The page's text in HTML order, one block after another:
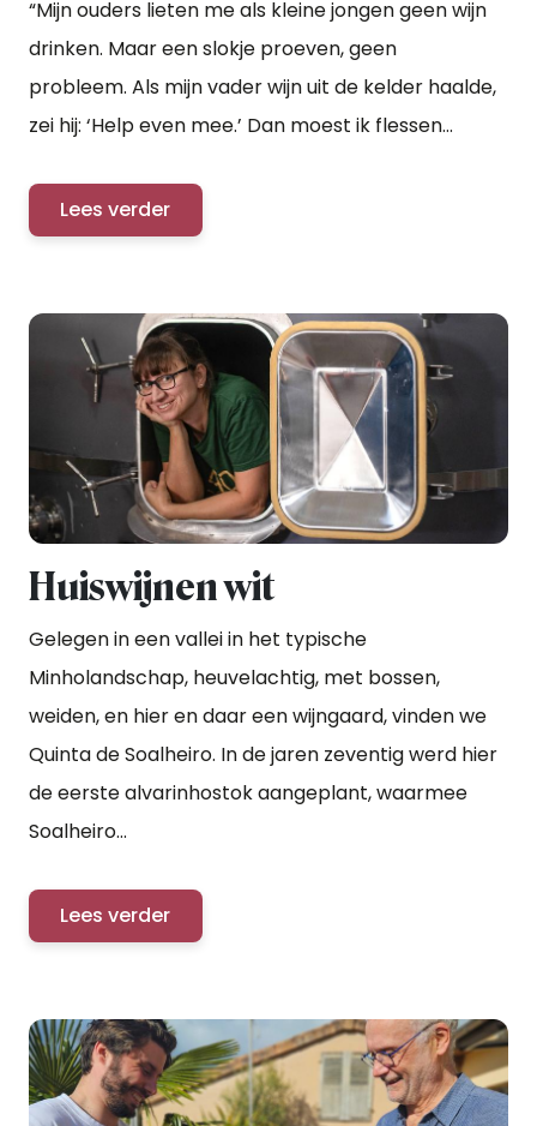
“Mijn ouders lieten me als kleine jongen geen wijn
drinken. Maar een slokje proeven, geen
probleem. Als mijn vader wijn uit de kelder haalde,
zei hij: ‘Help even mee.’ Dan moest ik flessen...
Lees verder
Huiswijnen wit
Gelegen in een vallei in het typische
Minholandschap, heuvelachtig, met bossen,
weiden, en hier en daar een wijngaard, vinden we
Quinta de Soalheiro. In de jaren zeventig werd hier
de eerste alvarinhostok aangeplant, waarmee
Soalheiro...
Lees verder